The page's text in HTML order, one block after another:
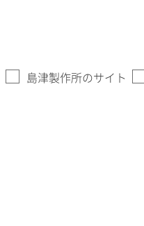
島津製作所のサイト